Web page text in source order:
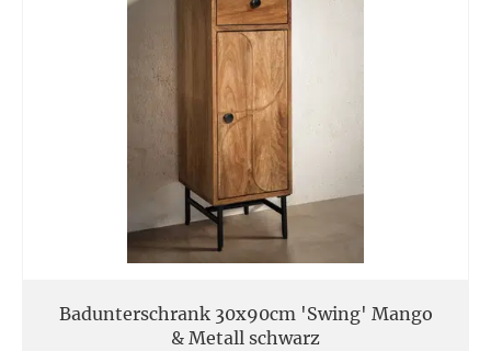
Badunterschrank 30x90cm 'Swing' Mango
& Metall schwarz